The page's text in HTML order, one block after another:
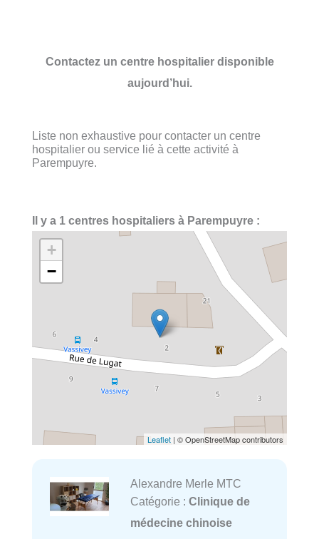
Contactez un centre hospitalier disponible
aujourd’hui.
Liste non exhaustive pour contacter un centre
hospitalier ou service lié à cette activité à
Parempuyre.
Il y a 1 centres hospitaliers à Parempuyre :
+
−
Leaflet | © OpenStreetMap contributors
Alexandre Merle MTC
Catégorie : Clinique de
médecine chinoise